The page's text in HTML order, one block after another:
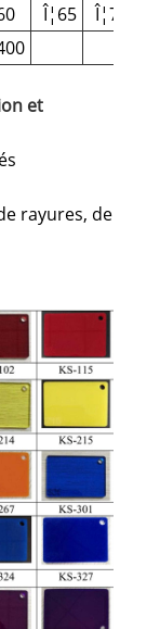
Î¦65 Î¦70
et
rayures, de